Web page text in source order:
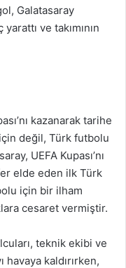
Galatasaray
ve takımının
kazanarak tarihe
değil, Türk futbolu
UEFA Kupası’nı
elde eden ilk Türk
için bir ilham
cesaret vermiştir.
teknik ekibi ve
kaldırırken,